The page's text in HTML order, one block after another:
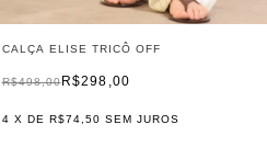
CALÇA ELISE TRICÔ OFF
R$298,00
R$498,00
4 X DE R$74,50 SEM JUROS